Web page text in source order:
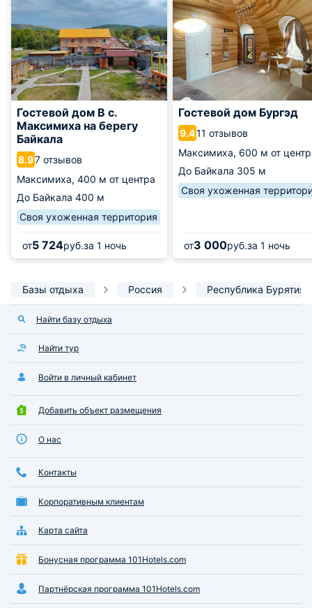
Гостевой дом В с.
Максимиха на берегу
Байкала
8.97 отзывов
Максимиха, 400 м от центра
До Байкала 400 м
Своя ухоженная территория
от5 724руб.за 1 ночь
Гостевой дом Бургэд
9.411 отзывов
Максимиха, 600 м от
До Байкала 305 м
Своя ухоженная
от3 000руб.за 1 ночь
Базы отдыха Россия Республика Бурятия
Найти базу отдыха
Найти тур
Войти в личный кабинет
Добавить объект размещения
О нас
Контакты
Корпоративным клиентам
Карта сайта
Бонусная программа 101Hotels.com
Партнёрская программа 101Hotels.com